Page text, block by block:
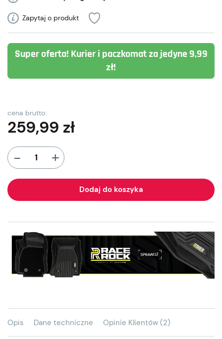
Zapytaj o produkt
Super oferta! Kurier i paczkomat za jedyne 9,99
zł!
cena brutto:
259,99 zł
- +
Dodaj do koszyka
Opis Dane techniczne Opinie Klientów (2)